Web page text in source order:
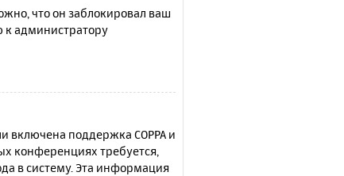
что он заблокировал ваш
к администратору
включена поддержка COPPA и
конференциях требуется,
в систему. Эта информация